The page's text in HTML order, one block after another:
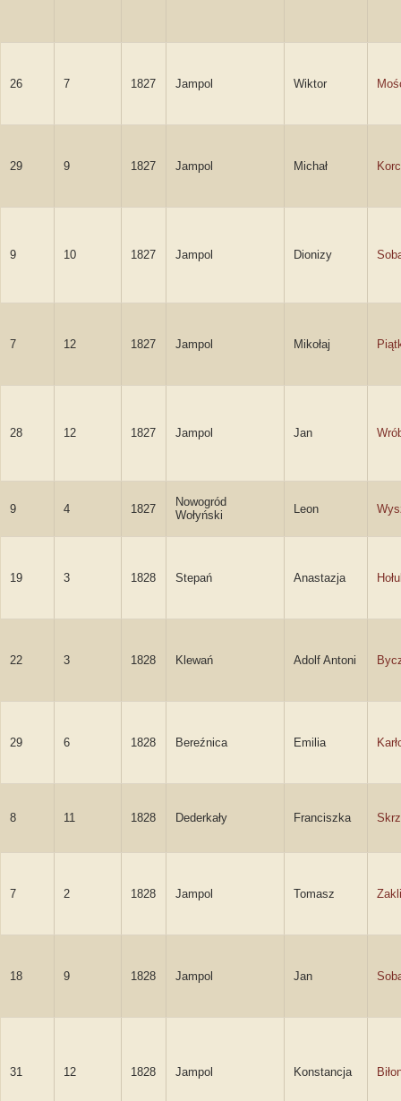
26 7 1827 Jampol Wiktor
29 9 1827 Jampol Michał
9 10 1827 Jampol Dionizy
7 12 1827 Jampol Mikołaj
28 12 1827 Jampol Jan
9 4 1827
Nowogród
Wołyński
Leon
19 3 1828 Stepań Anastazja
22 3 1828 Klewań Adolf Antoni
29 6 1828 Bereźnica Emilia
8 11 1828 Dederkały Franciszka
7 2 1828 Jampol Tomasz
18 9 1828 Jampol Jan
31 12 1828 Jampol Konstancja